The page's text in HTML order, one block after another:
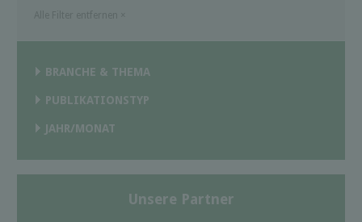
BRANCHE & THEMA
PUBLIKATIONSTYP
JAHR/MONAT
Unsere Partner